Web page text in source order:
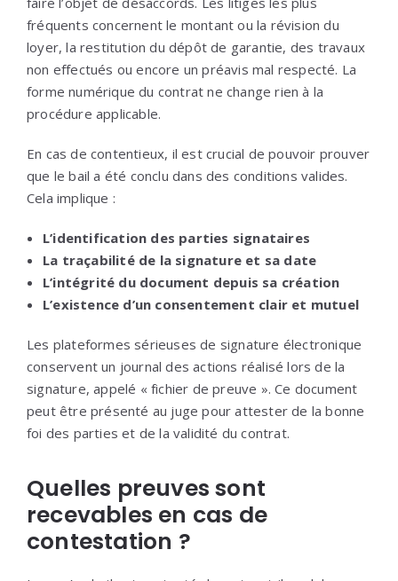
fréquents concernent le montant ou la révision du
loyer, la restitution du dépôt de garantie, des travaux
non effectués ou encore un préavis mal respecté. La
forme numérique du contrat ne change rien à la
procédure applicable.
En cas de contentieux, il est crucial de pouvoir prouver
que le bail a été conclu dans des conditions valides.
Cela implique :
L’identification des parties signataires
La traçabilité de la signature et sa date
L’intégrité du document depuis sa création
L’existence d’un consentement clair et mutuel
Les plateformes sérieuses de signature électronique
conservent un journal des actions réalisé lors de la
signature, appelé « fichier de preuve ». Ce document
peut être présenté au juge pour attester de la bonne
foi des parties et de la validité du contrat.
Quelles preuves sont
recevables en cas de
contestation ?